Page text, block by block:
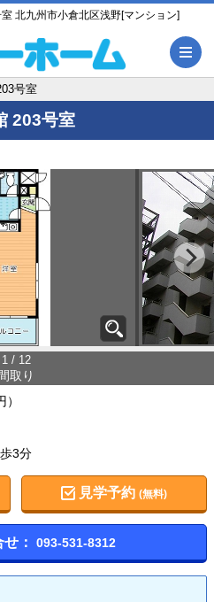
北九州市小倉北区浅野[マンション]
号室
203号室
1 / 12
間取り
3分
見学予約(無料)
： 093-531-8312